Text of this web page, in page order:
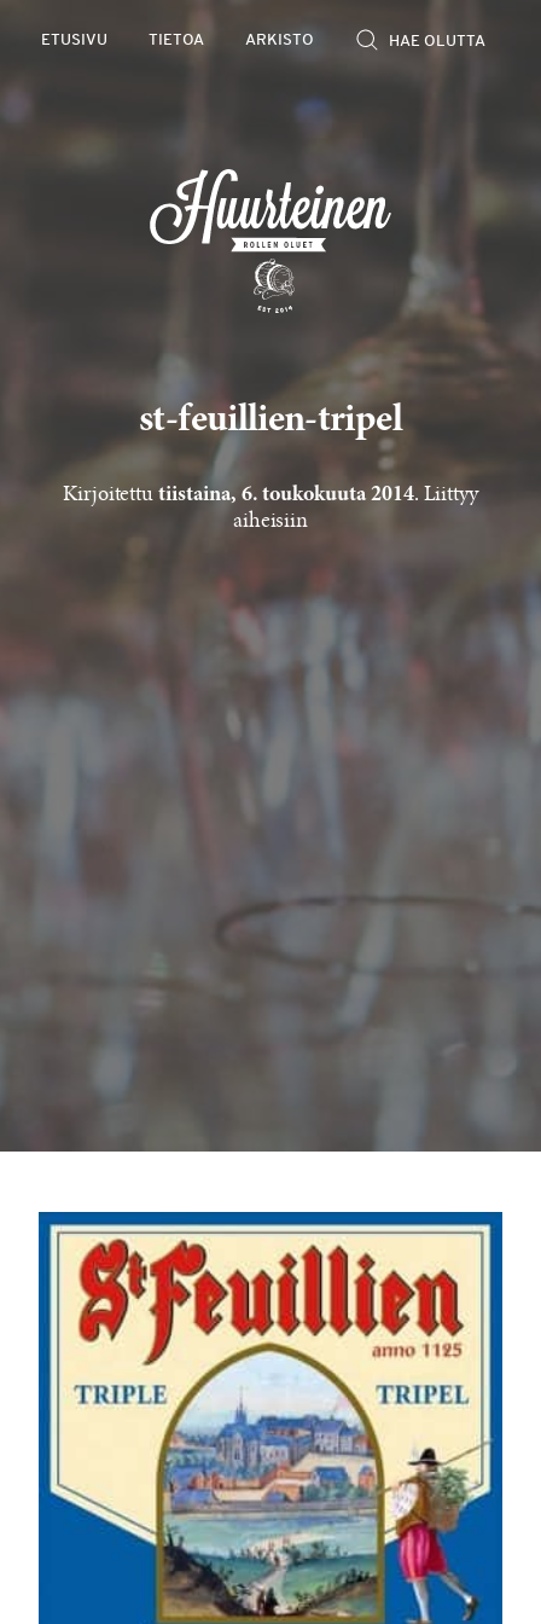
ETUSIVU TIETOA ARKISTO
st-feuillien-tripel
Kirjoitettutiistaina, 6. toukokuuta 2014. Liittyy
aiheisiin